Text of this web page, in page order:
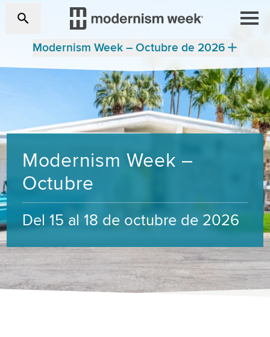
Modernism Week – Octubre de 2026
Modernism Week –
Octubre
Del 15 al 18 de octubre de 2026